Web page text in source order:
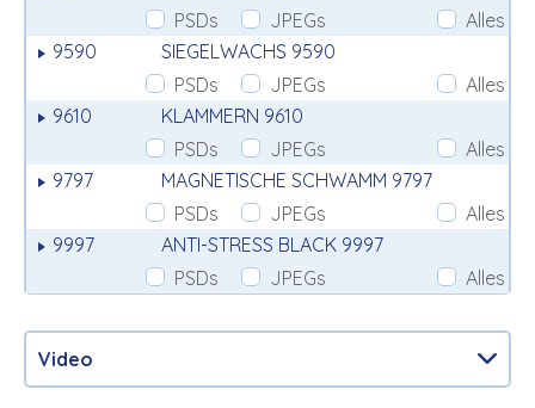
PSDs
JPEGs
Alles
9590
SIEGELWACHS 9590
PSDs
JPEGs
Alles
9610
KLAMMERN 9610
PSDs
JPEGs
Alles
9797
MAGNETISCHE SCHWAMM 9797
PSDs
JPEGs
Alles
9997
ANTI-STRESS BLACK 9997
PSDs
JPEGs Alles
Video